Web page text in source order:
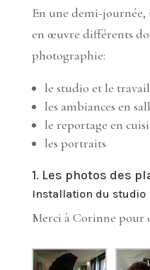
En une demi-journée,
en œuvre différents
photographie:
le studio et le
les ambiances en
le reportage en
les portraits
1. Les photos des
Installation du studio
Merci à Corinne pour